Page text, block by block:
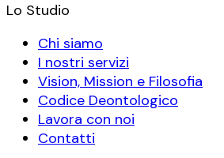
Lo Studio
Chi siamo
I nostri servizi
Vision, Mission e Filosofia
Codice Deontologico
Lavora con noi
Contatti